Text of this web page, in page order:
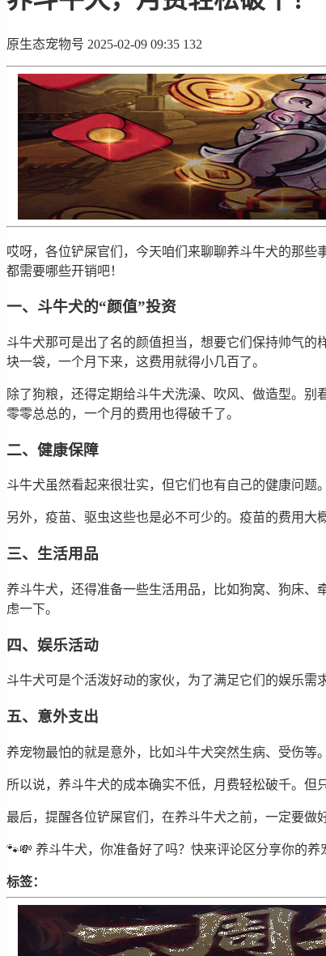
原生态宠物号 2025-02-09 09:35 132
哎呀，各位铲屎官们，今天咱们来聊聊养斗牛犬的那
都需要哪些开销吧！
一、斗牛犬的“颜值”投资
斗牛犬那可是出了名的颜值担当，想要它们保持帅气
块一袋，一个月下来，这费用就得小几百了。
除了狗粮，还得定期给斗牛犬洗澡、吹风、做造型。
零零总总的，一个月的费用也得破千了。
二、健康保障
斗牛犬虽然看起来很壮实，但它们也有自己的健康问题
另外，疫苗、驱虫这些也是必不可少的。疫苗的费用大
三、生活用品
养斗牛犬，还得准备一些生活用品，比如狗窝、狗床
虑一下。
四、娱乐活动
斗牛犬可是个活泼好动的家伙，为了满足它们的娱乐需
五、意外支出
养宠物最怕的就是意外，比如斗牛犬突然生病、受伤等
所以说，养斗牛犬的成本确实不低，月费轻松破千。但
最后，提醒各位铲屎官们，在养斗牛犬之前，一定要做
🐾💸 养斗牛犬，你准备好了吗？快来评论区分享你的养
标签：